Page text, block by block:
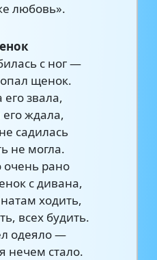
любовь».
с ног —
щенок.
его звала,
ждала,
садилась
не могла.
очень рано
с дивана,
ходить,
всех будить.
одеяло —
нечем стало.